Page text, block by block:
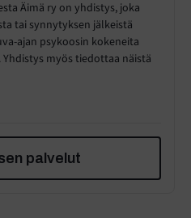
Äimä ry on yhdistys, joka
tai synnytyksen jälkeistä
ajan psykoosin kokeneita
myös tiedottaa näistä
palvelut